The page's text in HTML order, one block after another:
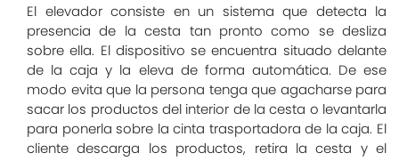
El elevador consiste en un sistema que detecta la
presencia de la cesta tan pronto como se desliza
sobre ella. El dispositivo se encuentra situado delante
de la caja y la eleva de forma automática. De ese
modo evita que la persona tenga que agacharse para
sacar los productos del interior de la cesta o levantarla
para ponerla sobre la cinta trasportadora de la caja. El
cliente descarga los productos, retira la cesta y el